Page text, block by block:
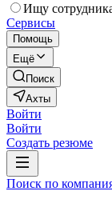
Ищу
Сервисы
Помощь
Ещё
Поиск
Ахты
Войти
Войти
Создать резюме
Поиск по